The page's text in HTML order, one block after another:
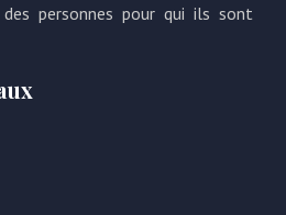
personnes pour qui ils sont